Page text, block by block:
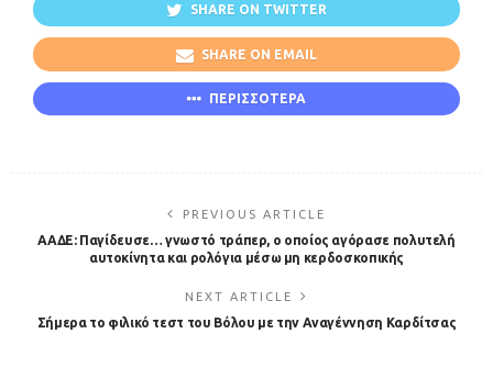
SHARE ON TWITTER
SHARE ON EMAIL
ΠΕΡΙΣΣΟΤΕΡΑ
PREVIOUS ARTICLE
ΑΑΔΕ: Παγίδευσε… γνωστό τράπερ, ο οποίος αγόρασε πολυτελή
αυτοκίνητα και ρολόγια μέσω μη κερδοσκοπικής
NEXT ARTICLE
Σήμερα το φιλικό τεστ του Βόλου με την Αναγέννηση Καρδίτσας